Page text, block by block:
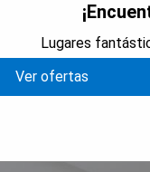
Lugares
Ver ofertas